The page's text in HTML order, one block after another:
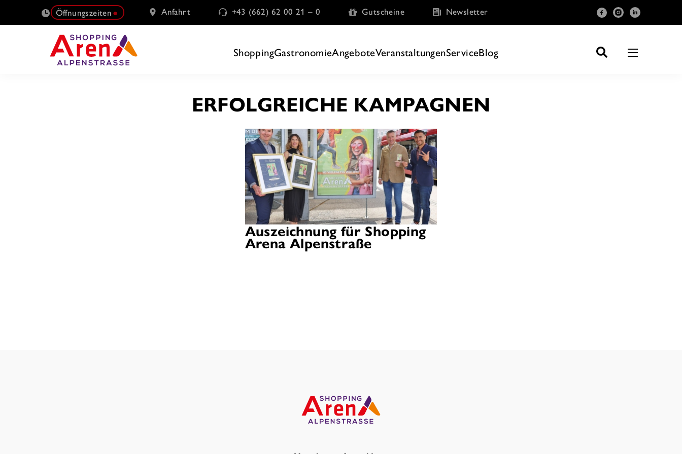
Öffnungszeiten Anfahrt +43 (662) 62 00 21 – 0 Gutscheine Newsletter
ShoppingGastronomieAngeboteVeranstaltungenServiceBlog
ERFOLGREICHE KAMPAGNEN
Auszeichnung für Shopping
Arena Alpenstraße